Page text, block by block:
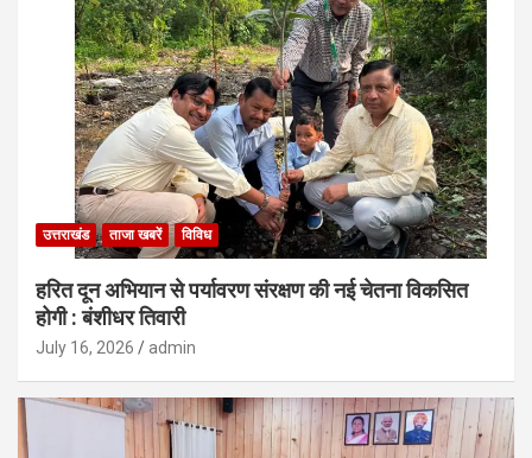
उत्तराखंड ताजा खबरें विविध
हरित दून अभियान से पर्यावरण संरक्षण की नई चेतना विकसित
होगी : बंशीधर तिवारी
July 16, 2026 admin